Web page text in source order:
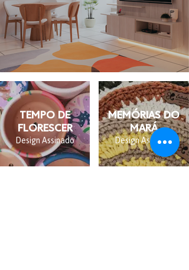
TEMPO DE
FLORESCER
Design Assinado
MEMÓRIAS DO
MARÁ
Design Assinado